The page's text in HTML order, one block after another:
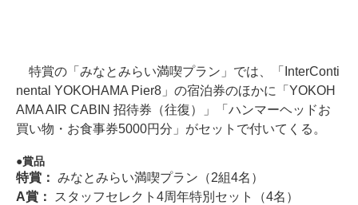
特賞の「みなとみらい満喫プラン」では、「InterConti
nental YOKOHAMA Pier8」の宿泊券のほかに「YOKOH
AMA AIR CABIN 招待券（往復）」「ハンマーヘッドお
買い物・お食事券5000円分」がセットで付いてくる。
賞品
特賞： みなとみらい満喫プラン（2組4名）
A賞：
スタッフセレクト4周年特別セット（4名）